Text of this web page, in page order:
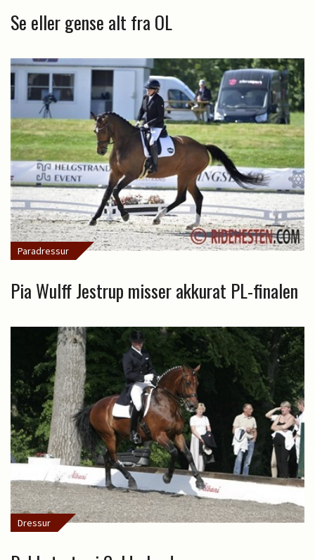
Se eller gense alt fra OL
Paradressur
Pia Wulff Jestrup misser akkurat PL-finalen
Dressur